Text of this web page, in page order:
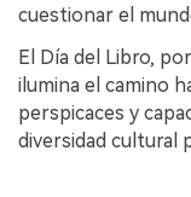
cuestionar el
El Día del Libro,
ilumina el camino
perspicaces y
diversidad cultural